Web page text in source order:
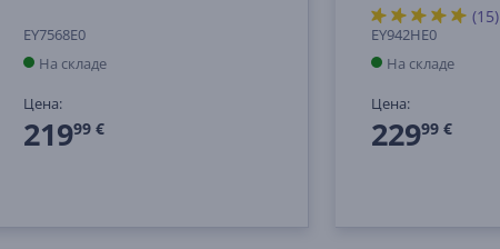
EY7568E0
На складе
Цена:
21999 €
(15)
EY942HE0
На складе
Цена:
22999 €